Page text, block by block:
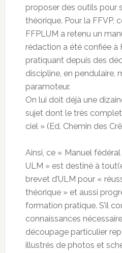
proposer des outils pour
théorique. Pour la FFVP,
FFPLUM a retenu un
rédaction a été confiée à
pratiquant depuis des
discipline, en pendulaire,
paramoteur.
On lui doit déjà une
sujet dont le très
ciel » (Ed. Chemin des
Ainsi, ce « Manuel
ULM » est destiné à
brevet d’ULM pour «
théorique » et aussi
formation pratique. S’il
connaissances
découpage particulier
illustrés de photos et